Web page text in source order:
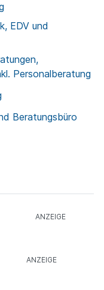
EDV und
Personalberatung
Beratungsbüro